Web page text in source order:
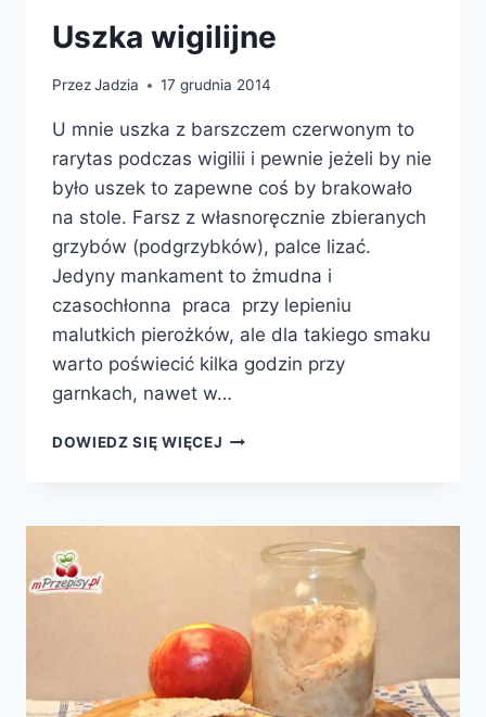
Uszka wigilijne
PrzezJadzia 17 grudnia 2014
U mnie uszka z barszczem czerwonym to
rarytas podczas wigilii i pewnie jeżeli by nie
było uszek to zapewne coś by brakowało
na stole. Farsz z własnoręcznie zbieranych
grzybów (podgrzybków), palce lizać.
Jedyny mankament to żmudna i
czasochłonna praca przy lepieniu
malutkich pierożków, ale dla takiego smaku
warto poświecić kilka godzin przy
garnkach, nawet w…
DOWIEDZ SIĘ WIĘCEJ USZKA